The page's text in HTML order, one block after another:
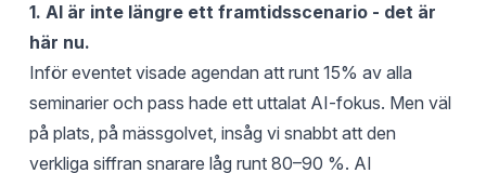
1. AI är inte längre ett framtidsscenario - det är
här nu.
Inför eventet visade agendan att runt 15% av alla
seminarier och pass hade ett uttalat AI-fokus. Men väl
på plats, på mässgolvet, insåg vi snabbt att den
verkliga siffran snarare låg runt 80–90 %. AI